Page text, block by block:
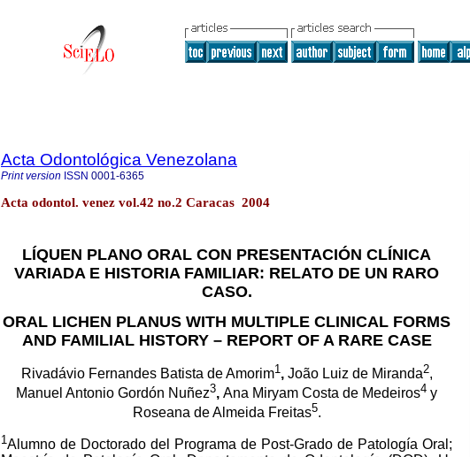
Acta Odontológica Venezolana
Print version ISSN 0001-6365
Acta odontol. venez vol.42 no.2 Caracas 2004
LÍQUEN PLANO ORAL CON PRESENTACIÓN CLÍNICA
VARIADA E HISTORIA FAMILIAR: RELATO DE UN RARO
CASO.
ORAL LICHEN PLANUS WITH MULTIPLE CLINICAL FORMS
AND FAMILIAL HISTORY – REPORT OF A RARE CASE
Rivadávio Fernandes Batista de Amorim1, João Luiz de Miranda2,
Manuel Antonio Gordón Nuñez3, Ana Miryam Costa de Medeiros4 y
Roseana de Almeida Freitas5.
1Alumno de Doctorado del Programa de Post-Grado de Patología Oral;